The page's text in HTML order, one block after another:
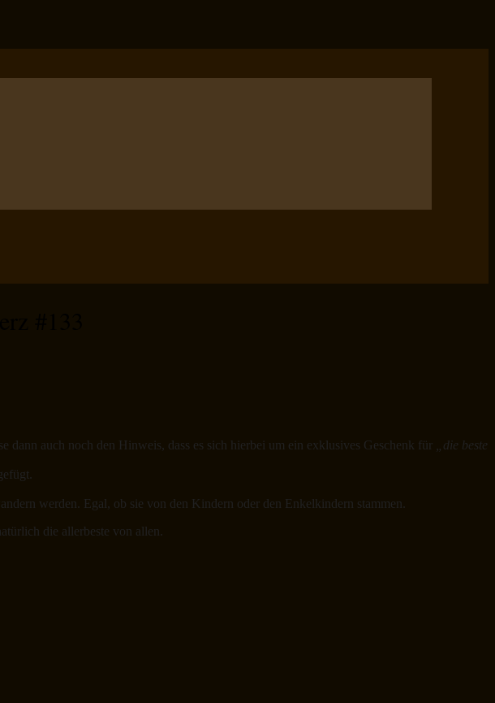
auch noch den Hinweis, dass es sich hierbei um ein exklusives Geschenk für
„die beste
werden. Egal, ob sie von den Kindern oder den Enkelkindern stammen.
die allerbeste von allen.